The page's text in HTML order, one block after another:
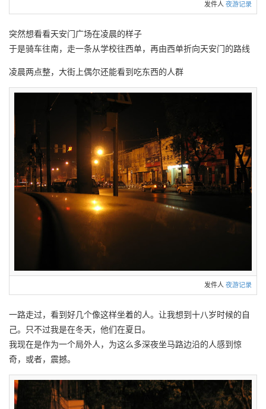
发件人 夜游记录
突然想看看天安门广场在凌晨的样子
于是骑车往南，走一条从学校往西单，再由西单折向天安门的路线
凌晨两点整，大街上偶尔还能看到吃东西的人群
发件人 夜游记录
一路走过，看到好几个像这样坐着的人。让我想到十八岁时候的自
己。只不过我是在冬天，他们在夏日。
我现在是作为一个局外人，为这么多深夜坐马路边沿的人感到惊
奇，或者，震撼。